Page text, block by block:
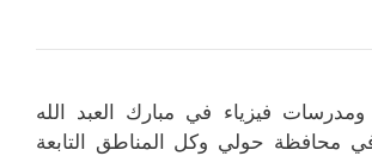
فيزياء في مبارك العبد الله
محافظة حولي وكل المناطق التابعة